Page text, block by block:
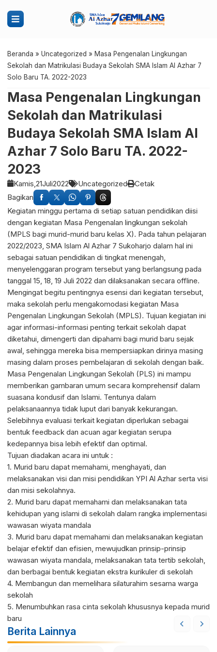
Beranda » Uncategorized » Masa Pengenalan Lingkungan
Sekolah dan Matrikulasi Budaya Sekolah SMA Islam Al Azhar 7
Solo Baru TA. 2022-2023
Masa Pengenalan Lingkungan
Sekolah dan Matrikulasi
Budaya Sekolah SMA Islam Al
Azhar 7 Solo Baru TA. 2022-
2023
Kamis,21Juli2022 Uncategorized
Cetak
Bagikan
Kegiatan minggu pertama di setiap satuan pendidikan diisi
dengan kegiatan Masa Pengenalan lingkungan sekolah
(MPLS bagi murid-murid baru kelas X). Pada tahun pelajaran
2022/2023, SMA Islam Al Azhar 7 Sukoharjo dalam hal ini
sebagai satuan pendidikan di tingkat menengah,
menyelenggaran program tersebut yang berlangsung pada
tanggal 15, 18, 19 Juli 2022 dan dilaksanakan secara offline.
Mengingat begitu pentingnya esensi dari kegiatan tersebut,
maka sekolah perlu mengakomodasi kegiatan Masa
Pengenalan Lingkungan Sekolah (MPLS). Tujuan kegiatan ini
agar informasi-informasi penting terkait sekolah dapat
diketahui, dimengerti dan dipahami bagi murid baru sejak
awal, sehingga mereka bisa mempersiapkan dirinya masing
masing dalam proses pembelajaran di sekolah dengan baik.
Masa Pengenalan Lingkungan Sekolah (PLS) ini mampu
memberikan gambaran umum secara komprehensif dalam
suasana kondusif dan Islami. Tentunya dalam
pelaksanaannya tidak luput dari banyak kekurangan.
Selebihnya evaluasi terkait kegiatan diperlukan sebagai
bentuk feedback dan acuan agar kegiatan serupa
kedepannya bisa lebih efektif dan optimal.
Tujuan diadakan acara ini untuk :
1. Murid baru dapat memahami, menghayati, dan
melaksanakan visi dan misi pendidikan YPI Al Azhar serta visi
dan misi sekolahnya.
2. Murid baru dapat memahami dan melaksanakan tata
kehidupan yang islami di sekolah dalam rangka implementasi
wawasan wiyata mandala
3. Murid baru dapat memahami dan melaksanakan kegiatan
belajar efektif dan efisien, mewujudkan prinsip-prinsip
wawasan wiyata mandala, melaksanakan tata tertib sekolah,
dan berbagai bentuk kegiatan ekstra kurikuler di sekolah
4. Membangun dan memelihara silaturahim sesama warga
sekolah
5. Menumbuhkan rasa cinta sekolah khususnya kepada murid
baru
Berita Lainnya